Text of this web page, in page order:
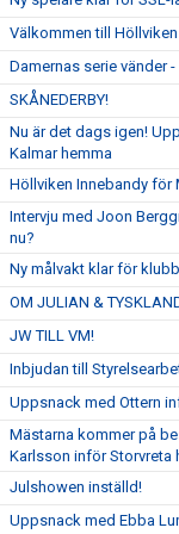
Välkommen till
Damernas serie vänder
SKÅNEDERBY!
Nu är det dags igen!
Kalmar hemma
Höllviken Innebandy för
Intervju med Joon
nu?
Ny målvakt klar för
OM JULIAN &
JW TILL VM!
Inbjudan till
Uppsnack med Ottern
Mästarna kommer på
Karlsson inför Storvreta
Julshowen inställd!
Uppsnack med Ebba